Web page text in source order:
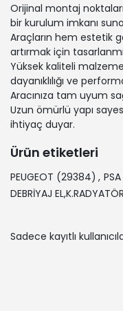
Orijinal montaj
bir kurulum imkanı
Araçların hem estetik
artırmak için
Yüksek kaliteli
dayanıklılığı ve
Aracınıza tam uyum
Uzun ömürlü yapı
ihtiyaç duyar.
Ürün etiketleri
PEUGEOT (29384) , PSA
DEBRİYAJ
Sadece kayıtlı